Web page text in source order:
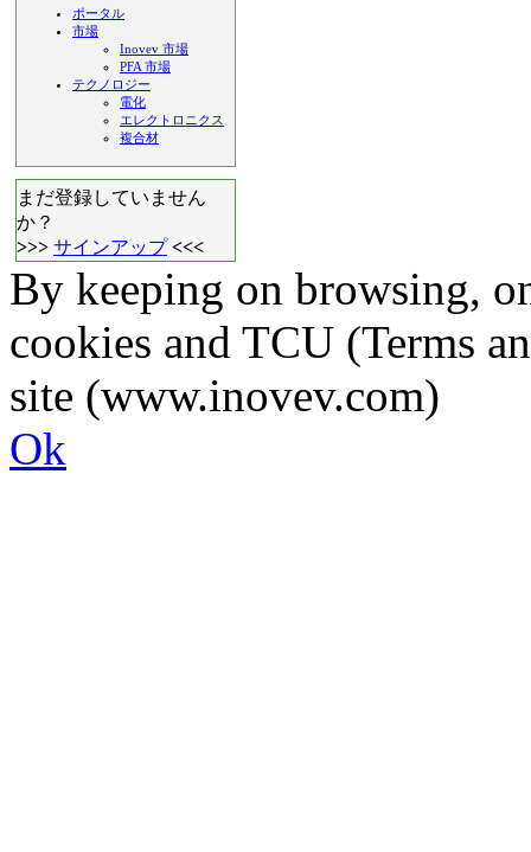
ポータル
市場
Inovev 市場
PFA 市場
テクノロジー
電化
エレクトロニクス
複合材
まだ登録していません
か？
>>> サインアップ<<<
By keeping on browsing,
cookies and TCU (Terms
site (www.inovev.com)
Ok